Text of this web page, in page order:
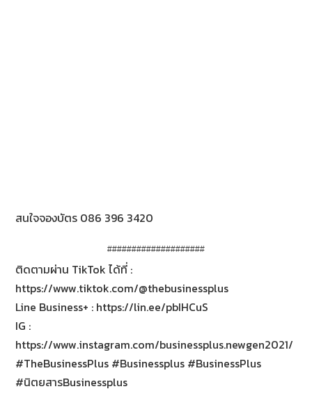
สนใจจองบัตร 086 396 3420
####################
ติดตามผ่าน TikTok ได้ที่ :
https://www.tiktok.com/@thebusinessplus
Line Business+ : https://lin.ee/pbIHCuS
IG :
https://www.instagram.com/businessplus.newgen2021/
#TheBusinessPlus #Businessplus #BusinessPlus
#นิตยสารBusinessplus